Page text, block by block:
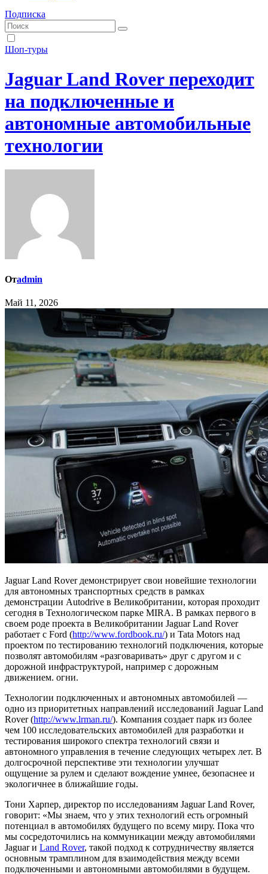
Подписка
Шоп-туры
Jaguar Land Rover переходит
на подключенные и
автономные автомобильные
технологии
Отadmin
Май 11, 2026
Jaguar Land Rover демонстрирует свои новейшие технологии
для автономных транспортных средств в рамках
демонстрации Autodrive в Великобритании, которая проходит
сегодня в Технологическом парке MIRA. В рамках первого в
своем роде проекта в Великобритании Jaguar Land Rover
работает с Ford (http://www.fordbook.ru/) и Tata Motors над
проектом по тестированию технологий подключения, которые
позволят автомобилям «разговаривать» друг с другом и с
дорожной инфраструктурой, например с дорожным
движением. огни.
Технологии подключенных и автономных автомобилей —
одно из приоритетных направлений исследований Jaguar Land
Rover (http://www.lrman.ru/). Компания создает парк из более
чем 100 исследовательских автомобилей для разработки и
тестирования широкого спектра технологий связи и
автономного управления в течение следующих четырех лет. В
долгосрочной перспективе эти технологии улучшат
ощущение за рулем и сделают вождение умнее, безопаснее и
экологичнее в ближайшие годы.
Тони Харпер, директор по исследованиям Jaguar Land Rover,
говорит: «Мы знаем, что у этих технологий есть огромный
потенциал в автомобилях будущего по всему миру. Пока что
мы сосредоточились на коммуникации между автомобилями
Jaguar и Land Rover, такой подход к сотрудничеству является
основным трамплином для взаимодействия между всеми
подключенными и автономными автомобилями в будущем.